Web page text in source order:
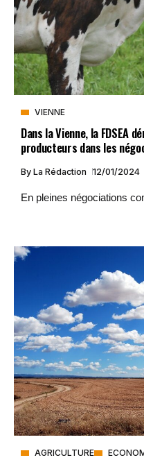
VIENNE
Dans la Vienne, la FDSEA
producteurs dans les
By La Rédaction 12/01/2024
En pleines négociations
AGRICULTURE